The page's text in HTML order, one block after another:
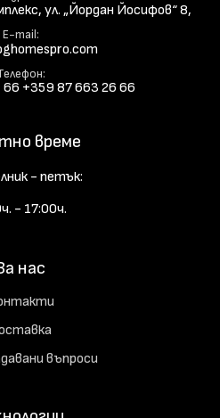
нас
въпроси
време
- петък:
- 17:00ч.
ул. „Йордан Йосифов“ 8,
E-mail
66 +359 87 663 26 66